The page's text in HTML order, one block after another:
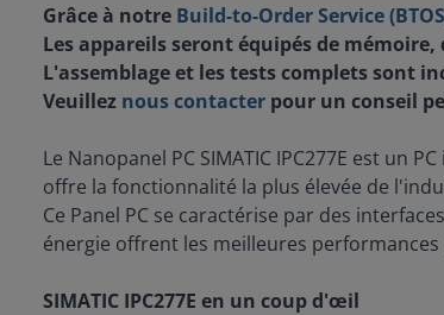
Grâce à notre Build-to-Order Service
Les appareils seront équipés de
L'assemblage et les tests complets sont
Veuillez nous contacter pour un conseil
Le Nanopanel PC SIMATIC IPC277E est un
offre la fonctionnalité la plus élevée de
Ce Panel PC se caractérise par des
énergie offrent les meilleures
SIMATIC IPC277E en un coup d'œil